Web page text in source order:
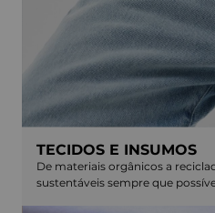
TECIDOS E INSUMOS
De materiais orgânicos a
sustentáveis sempre que